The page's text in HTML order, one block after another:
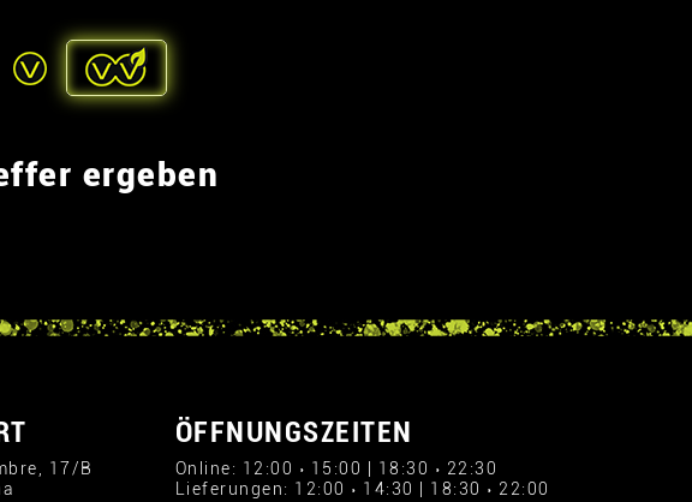
ergeben
17/B
ÖFFNUNGSZEITEN
Online: 12:00 › 15:00 | 18:30 › 22:30
Lieferungen: 12:00 › 14:30 | 18:30 › 22:00